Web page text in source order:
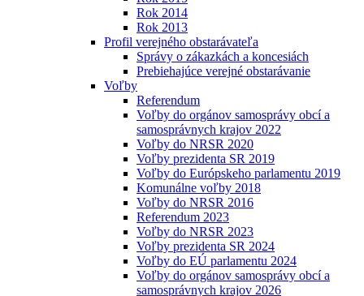
Rok 2014
Rok 2013
Profil verejného obstarávateľa
Správy o zákazkách a koncesiách
Prebiehajúce verejné obstarávanie
Voľby
Referendum
Voľby do orgánov samosprávy obcí a
samosprávnych krajov 2022
Voľby do NRSR 2020
Voľby prezidenta SR 2019
Voľby do Európskeho parlamentu 2019
Komunálne voľby 2018
Voľby do NRSR 2016
Referendum 2023
Voľby do NRSR 2023
Voľby prezidenta SR 2024
Voľby do EÚ parlamentu 2024
Voľby do orgánov samosprávy obcí a
samosprávnych krajov 2026